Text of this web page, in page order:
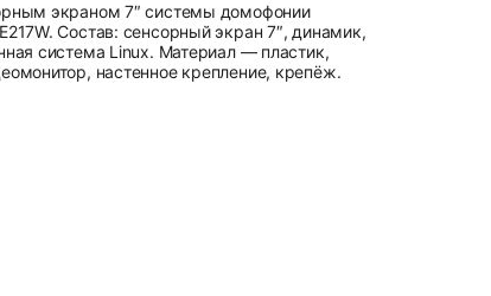
экраном 7″ системы домофонии
Состав: сенсорный экран 7″, динамик,
система Linux. Материал — пластик,
настенное крепление, крепёж.